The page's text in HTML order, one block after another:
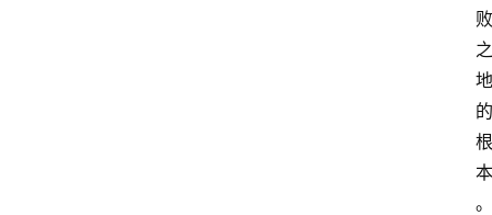
败
之
地
的
根
本
。